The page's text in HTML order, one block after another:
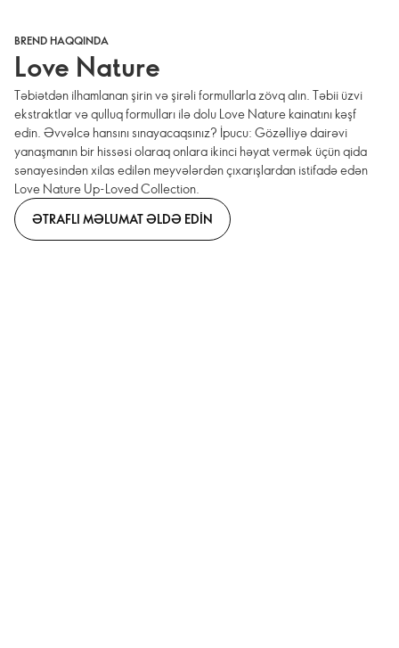
BREND HAQQINDA
Love Nature
Təbiətdən ilhamlanan şirin və şirəli formullarla zövq alın. Təbii üzvi
ekstraktlar və qulluq formulları ilə dolu Love Nature kainatını kəşf
edin. Əvvəlcə hansını sınayacaqsınız? İpucu: Gözəlliyə dairəvi
yanaşmanın bir hissəsi olaraq onlara ikinci həyat vermək üçün qida
sənayesindən xilas edilən meyvələrdən çıxarışlardan istifadə edən
Love Nature Up-Loved Collection.
ƏTRAFLI MƏLUMAT ƏLDƏ EDIN